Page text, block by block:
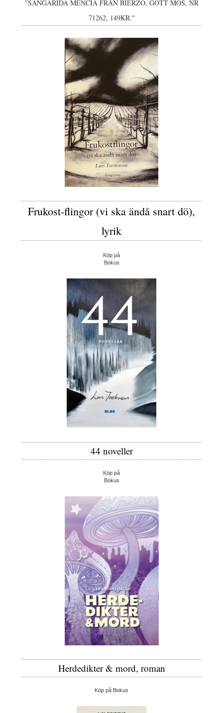
"SANGARIDA MENCIA FRÅN BIERZO, GÔTT MOS, NR
71262, 149KR."
Frukost-flingor (vi ska ändå snart dö),
lyrik
Köp på
Bokus
44 noveller
Köp på
Bokus
Herdedikter & mord, roman
Köp på Bokus